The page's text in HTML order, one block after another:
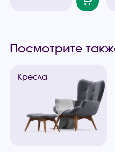
Посмотрите
Кресла